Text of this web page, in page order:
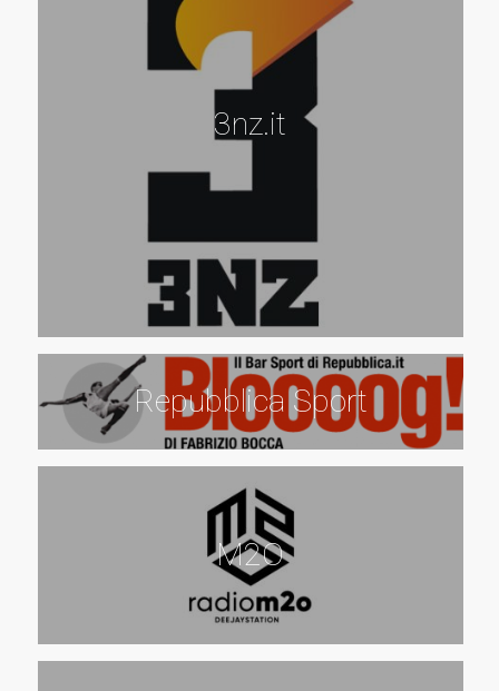
3nz.it
Repubblica Sport
M2O